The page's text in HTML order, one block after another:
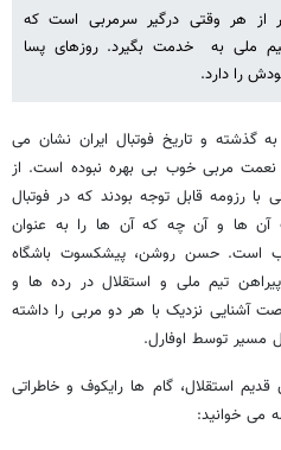
از هر وقتی درگیر سرمربی است که
ملی به خدمت بگیرد. روزهای پسا
را دارد.
گذشته و تاریخ فوتبال ایران نشان می
نعمت مربی خوب بی بهره نبوده است. از
با رزومه قابل توجه بودند که در فوتبال
آن ها و آن چه که آن ها را به عنوان
است. حسن روشن، پیشکسوت باشگاه
تیم ملی و استقلال در رده ها و
آشنایی نزدیک با هر دو مربی را داشته
مسیر توسط اوفارل.
استقلال، گام ها رایکوف و خاطراتی
می خوانید: